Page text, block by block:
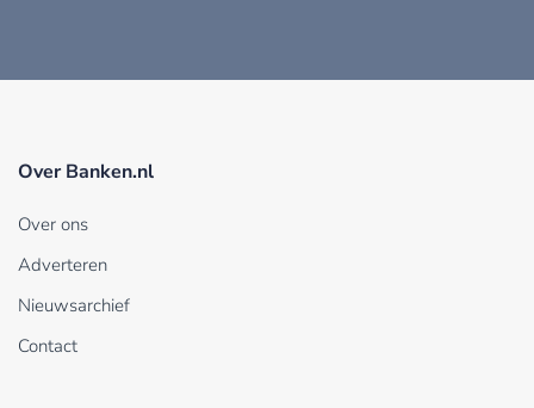
Over Banken.nl
Over ons
Adverteren
Nieuwsarchief
Contact